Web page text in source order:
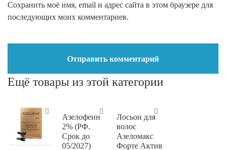
Сохранить моё имя, email и адрес сайта в этом браузере для
последующих моих комментариев.
Ещё товары из этой категории
Азелофеин
2% (РФ.
Срок до
05/2027)
Лосьон для
волос
Азеломакс
Форте Актив